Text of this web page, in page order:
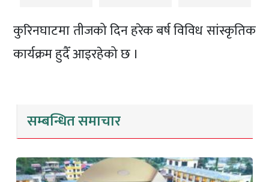
कुरिनघाटमा तीजको दिन हरेक बर्ष विविध सांस्कृतिक
कार्यक्रम हुदैँ आइरहेको छ ।
सम्बन्धित समाचार